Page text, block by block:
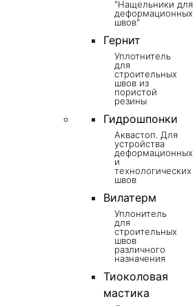
"Нащельники для
деформационных
швов"
Гернит
Уплотнитель
для
строительных
швов из
пористой
резины
Гидрошпонки
Аквастоп. Для
устройства
деформационных
и
технологических
швов
Вилатерм
Уплонитель
для
строительных
швов
различного
назначения
Тиоколовая
мастика